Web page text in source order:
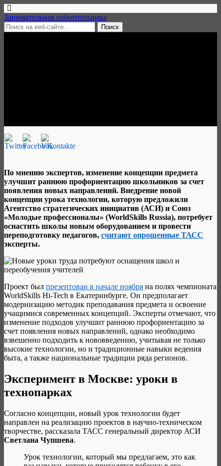
Занимательная робототехника
По мнению экспертов, изменение концепции предмета
улучшит раннюю профориентацию школьников за счет
появления новых направлений. Внедрение новой
концепции урока технологии, которую предложили
Агентство стратегических инициатив (АСИ) и Союз
«Молодые профессионалы» (WorldSkills Russia), потребует
оснастить школы новым оборудованием и провести
переподготовку педагогов, считают опрошенные ТАСС
эксперты.
Проект был презентован в начале ноября на полях чемпионата
WorldSkills Hi-Tech в Екатеринбурге. Он предполагает
модернизацию методик преподавания предмета и освоение
учащимися современных концепций. Эксперты отмечают, что
изменение подходов улучшит раннюю профориентацию за
счет появления новых направлений, однако необходимо
взвешенно подходить к нововведению, учитывая не только
высокие технологии, но и традиционные навыки ведения
быта, а также национальные традиции ряда регионов.
Эксперимент в Москве: уроки в
технопарках
Согласно концепции, новый урок технологии будет
направлен на реализацию проектов в научно-техническом
творчестве, рассказала ТАСС генеральный директор АСИ
Светлана Чупшева.
Урок технологии, который мы предлагаем, это как